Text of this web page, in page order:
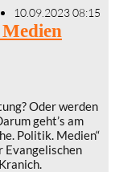
10.09.2023 08:15
Oder werden
geht’s am
Politik. Medien“